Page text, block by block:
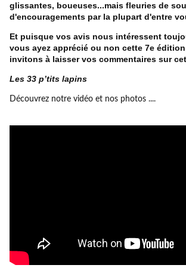
glissantes, boueuses...mais fleuries de
d'encouragements par la plupart d'entre
Et puisque vos avis nous intéressent
vous ayez apprécié ou non cette 7e
invitons à laisser vos commentaires sur
Les 33 p’tits lapins
Découvrez notre vidéo et nos photos ....